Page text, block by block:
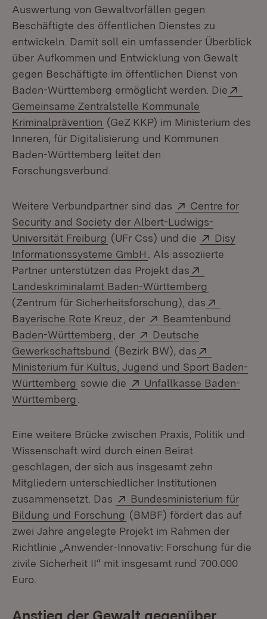
Auswertung von Gewaltvorfällen gegen
Beschäftigte des öffentlichen Dienstes zu
entwickeln. Damit soll ein umfassender Überblick
über Aufkommen und Entwicklung von Gewalt
gegen Beschäftigte im öffentlichen Dienst von
Baden-Württemberg ermöglicht werden. Die
Gemeinsame Zentralstelle Kommunale
Kriminalprävention (Öffnet in neuem Fenster)
(GeZ KKP) im Ministerium des
Inneren, für Digitalisierung und Kommunen
Baden-Württemberg leitet den
Forschungsverbund.
Weitere Verbundpartner sind das Extern:
Centre for
Security and Society der Albert-Ludwigs-
Universität Freiburg (Öffnet in neuem Fenster)
(UFr Css) und die Extern:
Disy
Informationssysteme GmbH (Öffnet in neuem
. Als assoziierte
Partner unterstützen das Projekt das
Landeskriminalamt Baden-Württemberg
(Zentrum für Sicherheitsforschung), das
Bayerische Rote Kreuz (Öffnet in neuem Fenster)
, der Extern:
Beamtenbund
Baden-Württemberg (Öffnet in neuem Fenster)
, der Extern:
Deutsche
Gewerkschaftsbund (Öffnet in neuem Fenster)
(Bezirk BW), das
Ministerium für Kultus, Jugend und Sport Baden-
Württemberg (Öffnet in neuem Fenster)
sowie die Extern:
Unfallkasse Baden-
Württemberg
Eine weitere Brücke zwischen Praxis, Politik und
Wissenschaft wird durch einen Beirat
geschlagen, der sich aus insgesamt zehn
Mitgliedern unterschiedlicher Institutionen
zusammensetzt. Das
Extern:
Bundesministerium für
Bildung und Forschung (Öffnet in neuem Fenster)
(BMBF) fördert das auf
zwei Jahre angelegte Projekt im Rahmen der
Richtlinie „Anwender-Innovativ: Forschung für die
zivile Sicherheit II“ mit insgesamt rund 700.000
Euro.